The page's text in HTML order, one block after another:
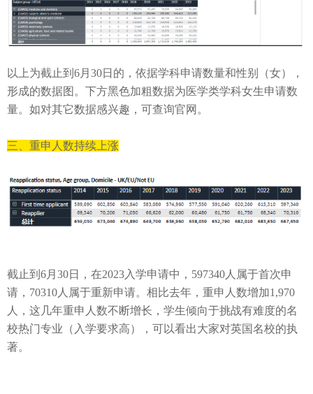
以上为截止到 6月 30日的，依据学科申请数量和性别（女），
形成的数据图。下方黑色加粗数据为医学类学科女生申请数
量。如对其它数据感兴趣，可查询官网。
三、 重申人数持续上涨
截止到 6月 30日，在2023入学申请中， 597340 人属于首次申
请， 70310 人属于重新申请。相比去年， 重申人数增加1,970
人
，这几年重申人数不断增长， 学生倾向于挑战有难度的名
校热门专业（入学要求高），可以看出大家对英国名校的执
著。